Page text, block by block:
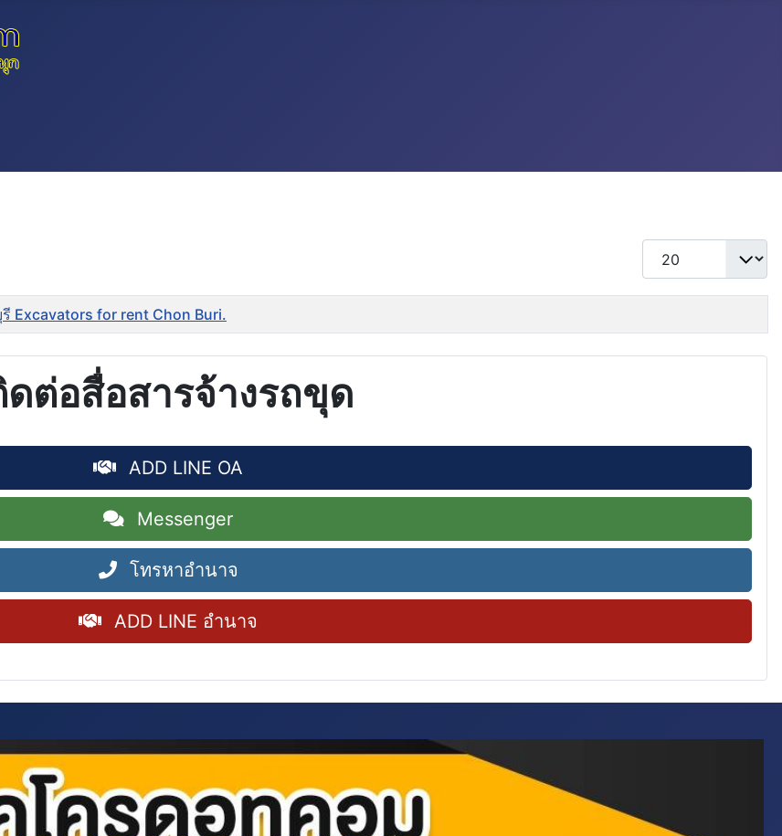
แสดง #
Excavators for rent Chon Buri.
ดต่อสื่อสารจ้างรถขุด
ADD LINE OA
Messenger
โทรหาอำนาจ
ADD LINE อำนาจ